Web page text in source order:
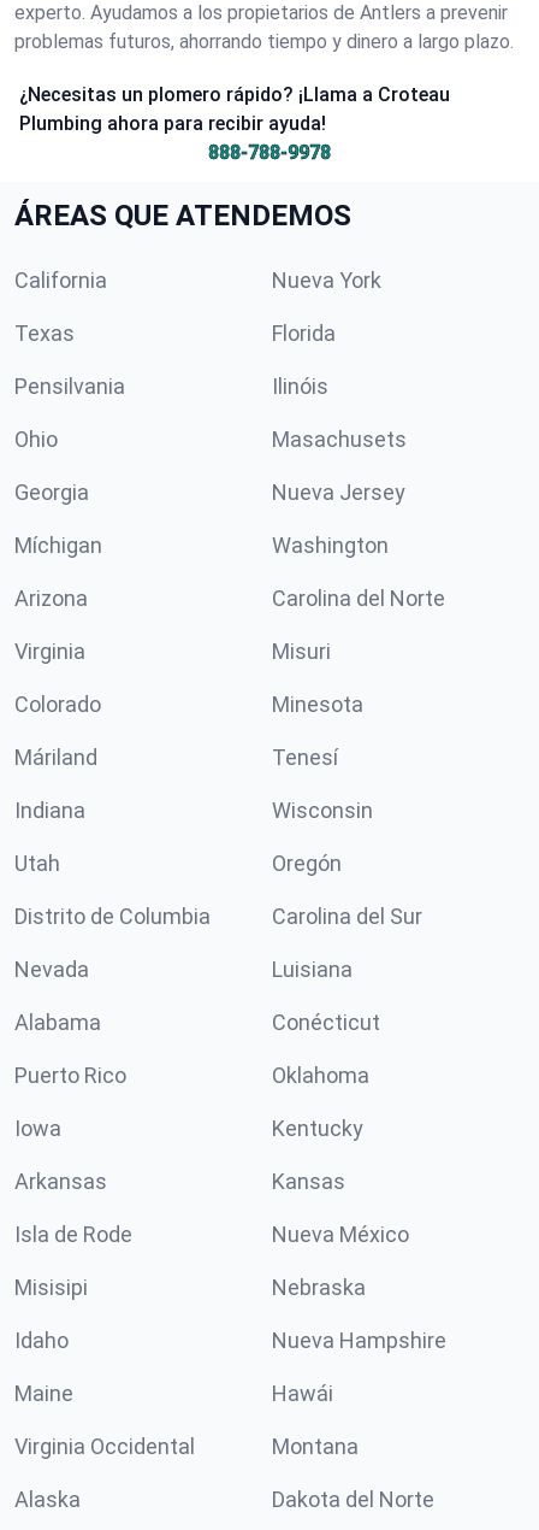
experto. Ayudamos a los propietarios de Antlers a prevenir
problemas futuros, ahorrando tiempo y dinero a largo plazo.
¿Necesitas un plomero rápido? ¡Llama a Croteau
Plumbing ahora para recibir ayuda!
888-788-9978
ÁREAS QUE ATENDEMOS
California Nueva York
Texas Florida
Pensilvania Ilinóis
Ohio Masachusets
Georgia Nueva Jersey
Míchigan Washington
Arizona Carolina del Norte
Virginia Misuri
Colorado Minesota
Máriland Tenesí
Indiana Wisconsin
Utah Oregón
Distrito de Columbia Carolina del Sur
Nevada Luisiana
Alabama Conécticut
Puerto Rico Oklahoma
Iowa Kentucky
Arkansas Kansas
Isla de Rode Nueva México
Misisipi Nebraska
Idaho Nueva Hampshire
Maine Hawái
Virginia Occidental Montana
Alaska Dakota del Norte